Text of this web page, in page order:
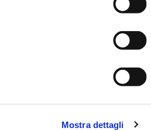
Mostra dettagli